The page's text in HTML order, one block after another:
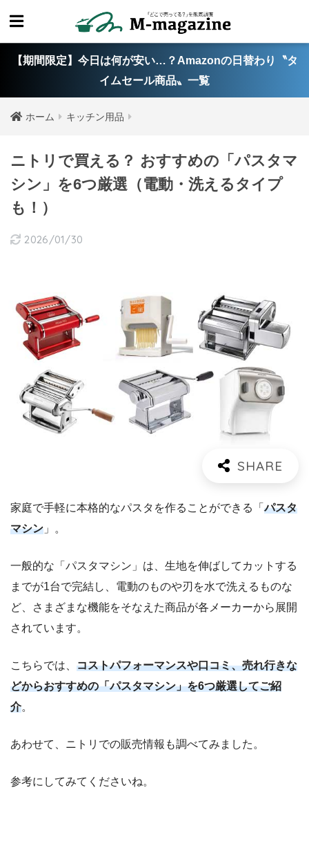
【期間限定】今日は何が安い…？Amazonの日替わり〝タ
イムセール商品〟一覧
ホーム キッチン用品
ニトリで買える？ おすすめの「パスタマ
シン」を6つ厳選（電動・洗えるタイプ
も！）
2026/01/30
家庭で手軽に本格的なパスタを作ることができる「パスタ
マシン 」。
一般的な「パスタマシン」は、生地を伸ばしてカットする
までが1台で完結し、電動のものや刃を水で洗えるものな
ど、さまざまな機能をそなえた商品が各メーカーから展開
されています。
こちらでは、 コストパフォーマンスや口コミ、売れ行きな
どからおすすめの「パスタマシン」を6つ厳選してご紹
介。
あわせて、ニトリでの販売情報も調べてみました。
参考にしてみてくださいね。